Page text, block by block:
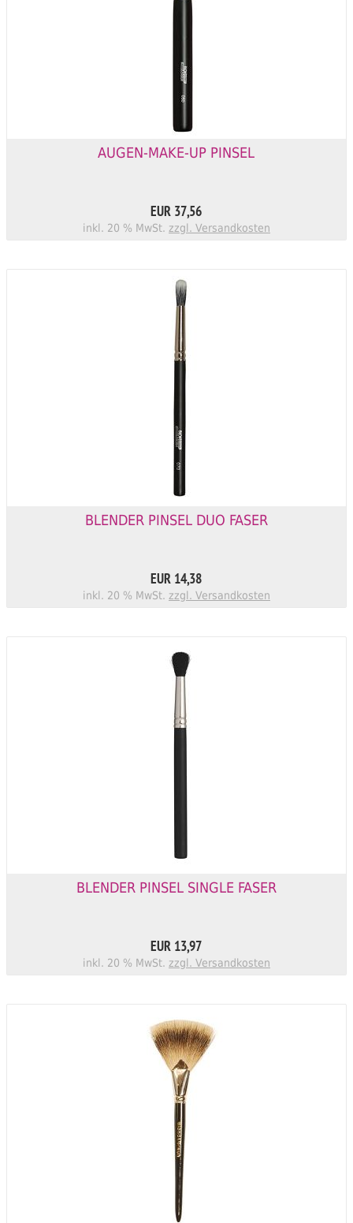
AUGEN-MAKE-UP PINSEL
EUR 37,56
inkl. 20 % MwSt. zzgl. Versandkosten
BLENDER PINSEL DUO FASER
EUR 14,38
inkl. 20 % MwSt. zzgl. Versandkosten
BLENDER PINSEL SINGLE FASER
EUR 13,97
inkl. 20 % MwSt. zzgl. Versandkosten